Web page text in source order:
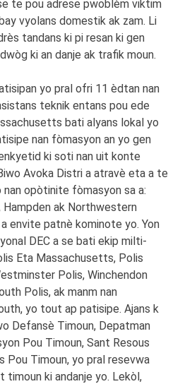
te pou adrese pwoblèm viktim
vyolans domestik ak zam. Li
tandans ki pi resan ki gen
ki an danje ak trafik moun.
yo pral ofri 11 èdtan nan
teknik entans pou ede
bati alyans lokal yo
nan fòmasyon an yo gen
ki soti nan uit konte
Avoka Distri a atravè eta a te
opòtinite fòmasyon sa a:
ak Northwestern
envite patnè kominote yo. Yon
DEC a se bati ekip milti-
Eta Massachusetts, Polis
Polis, Winchendon
Polis, ak manm nan
yo tout ap patisipe. Ajans k
Defansè Timoun, Depatman
Pou Timoun, Sant Resous
Pou Timoun, yo pral resevwa
timoun ki andanje yo. Lekòl,